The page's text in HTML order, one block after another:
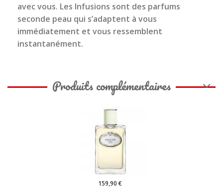
avec vous. Les Infusions sont des parfums
seconde peau qui s’adaptent à vous
immédiatement et vous ressemblent
instantanément.
Produits complémentaires
159,90 €